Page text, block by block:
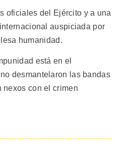
oficiales del Ejército y a una
auspiciada por
humanidad.
está en el
desmantelaron las bandas
nexos con el crimen